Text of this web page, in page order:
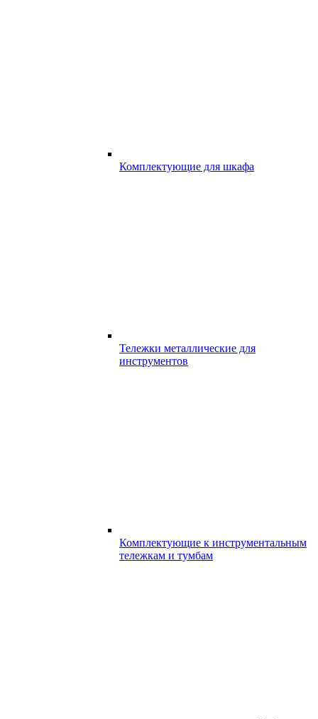
Комплектующие для шкафа
Тележки металлические для
инструментов
Комплектующие к инструментальным
тележкам и тумбам